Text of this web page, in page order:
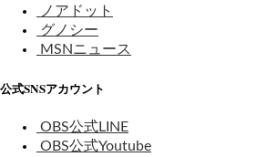
ノアドット
グノシー
MSNニュース
公式SNSアカウント
OBS公式LINE
OBS公式Youtube